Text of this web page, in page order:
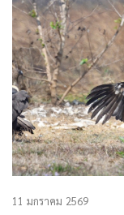
11 มกราคม 2569